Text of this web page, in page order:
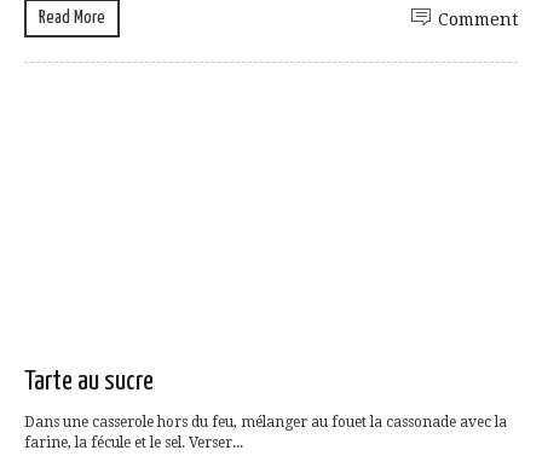
Read More Comment
Tarte au sucre
Dans une casserole hors du feu, mélanger au fouet la cassonade avec la
farine, la fécule et le sel. Verser...